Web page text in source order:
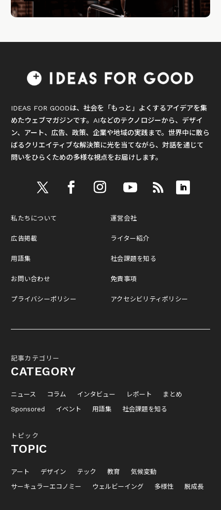
IDEAS FOR GOODは、社会を「もっと」よくするアイデアを集
めたウェブマガジンです。AIなどのテクノロジーから、デザイ
ン、アート、広告、政策、企業や地域の実践まで。世界中に散ら
ばるクリエイティブな解決策に光を当てながら、対話を通じて
問いをひらくための多様な視点をお届けします。
私たちについて
広告掲載
用語集
お問い合わせ
プライバシーポリシー
運営会社
ライター紹介
社会課題を知る
免責事項
アクセシビリティポリシー
記事カテゴリー
CATEGORY
ニュース コラム インタビュー レポート
まとめ
Sponsored
イベント 用語集 社会課題を知る
トピック
TOPIC
アート デザイン テック 教育
気候変動
サーキュラーエコノミー
ウェルビーイング 多様性 脱成長